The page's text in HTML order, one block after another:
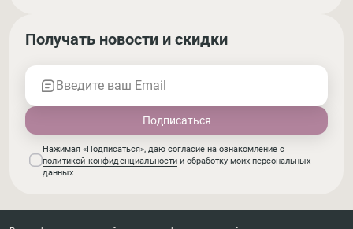
Получать новости и скидки
Введите ваш Email
Нажимая «Подписаться», даю согласие на ознакомление с
политикой конфиденциальности и обработку моих персональных
данных